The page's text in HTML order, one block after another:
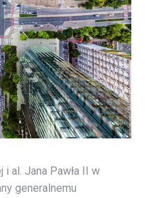
al. Jana Pawła II w
generalnemu